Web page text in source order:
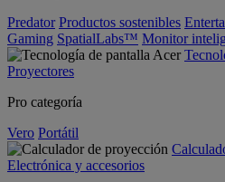
Predator Productos sostenibles
Gaming SpatialLabs™ Monitor
Proyectores
Pro categoría
Vero Portátil
Electrónica y accesorios